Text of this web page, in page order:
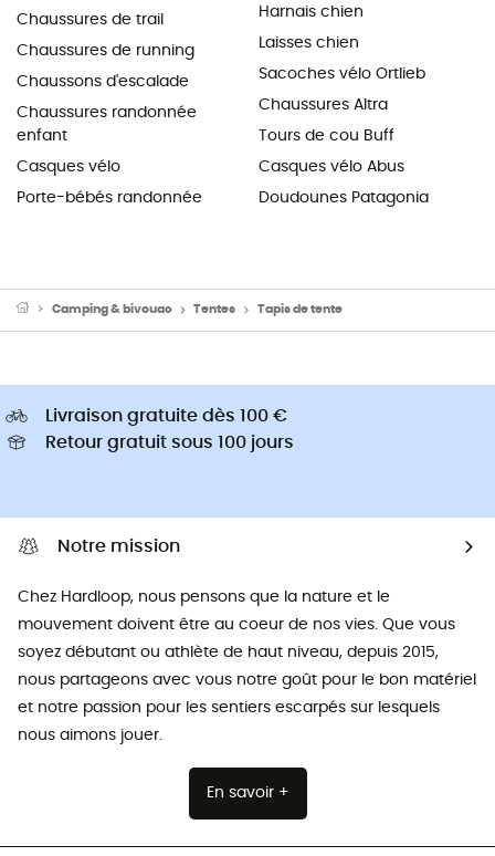
Chaussures de trail
Chaussures de running
Chaussons d'escalade
Chaussures randonnée
enfant
Casques vélo
Porte-bébés randonnée
Harnais chien
Laisses chien
Sacoches vélo Ortlieb
Chaussures Altra
Tours de cou Buff
Casques vélo Abus
Doudounes Patagonia
Camping & bivouac Tentes Tapis de tente
Livraison gratuite dès 100 €
Retour gratuit sous 100 jours
Notre mission
Chez Hardloop, nous pensons que la nature et le
mouvement doivent être au coeur de nos vies. Que vous
soyez débutant ou athlète de haut niveau, depuis 2015,
nous partageons avec vous notre goût pour le bon matériel
et notre passion pour les sentiers escarpés sur lesquels
nous aimons jouer.
En savoir +